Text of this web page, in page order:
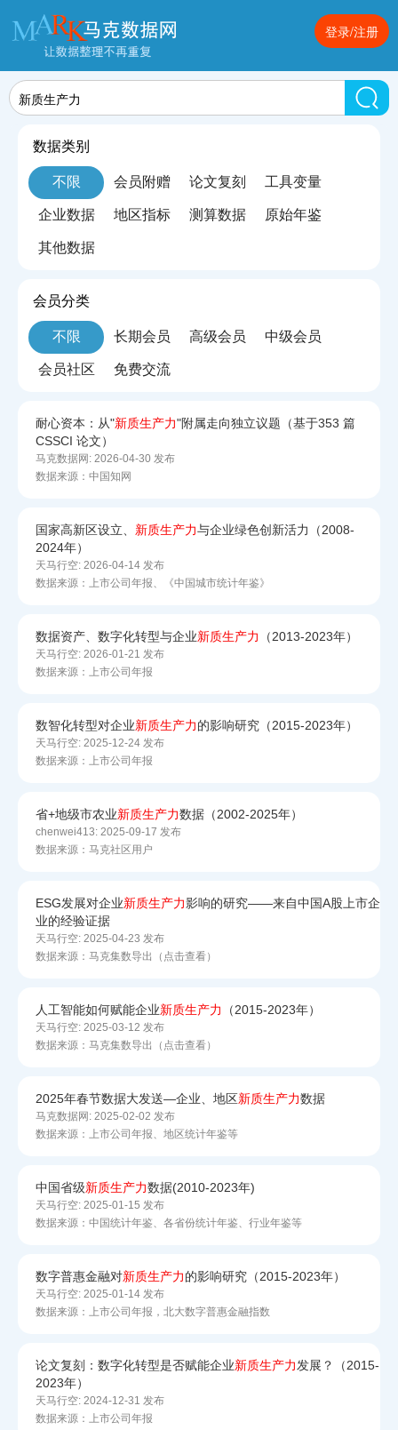
登录/注册
数据类别
不限 会员附赠 论文复刻 工具变量
企业数据 地区指标 测算数据 原始年鉴
其他数据
会员分类
不限 长期会员 高级会员 中级会员
会员社区 免费交流
耐心资本：从"新质生产力"附属走向独立议题（基于353 篇
CSSCI 论文）
马克数据网: 2026-04-30 发布
数据来源：中国知网
国家高新区设立、 新质生产力与企业绿色创新活力（2008-
2024年）
天马行空: 2026-04-14 发布
数据来源：上市公司年报、《中国城市统计年鉴》
数据资产、数字化转型与企业新质生产力 （2013-2023年）
天马行空: 2026-01-21 发布
数据来源：上市公司年报
数智化转型对企业新质生产力的影响研究（2015-2023年）
天马行空: 2025-12-24 发布
数据来源：上市公司年报
省+地级市农业新质生产力数据（2002-2025年）
chenwei413: 2025-09-17 发布
数据来源：马克社区用户
ESG发展对企业新质生产力影响的研究——来自中国A股上市企
业的经验证据
天马行空: 2025-04-23 发布
数据来源：马克集数导出（点击查看）
人工智能如何赋能企业新质生产力 （2015-2023年）
天马行空: 2025-03-12 发布
数据来源：马克集数导出（点击查看）
2025年春节数据大发送—企业、地区新质生产力数据
马克数据网: 2025-02-02 发布
数据来源：上市公司年报、地区统计年鉴等
中国省级新质生产力数据(2010-2023年)
天马行空: 2025-01-15 发布
数据来源：中国统计年鉴、各省份统计年鉴、行业年鉴等
数字普惠金融对新质生产力的影响研究（2015-2023年）
天马行空: 2025-01-14 发布
数据来源：上市公司年报，北大数字普惠金融指数
论文复刻：数字化转型是否赋能企业新质生产力发展？（2015-
2023年）
天马行空: 2024-12-31 发布
数据来源：上市公司年报